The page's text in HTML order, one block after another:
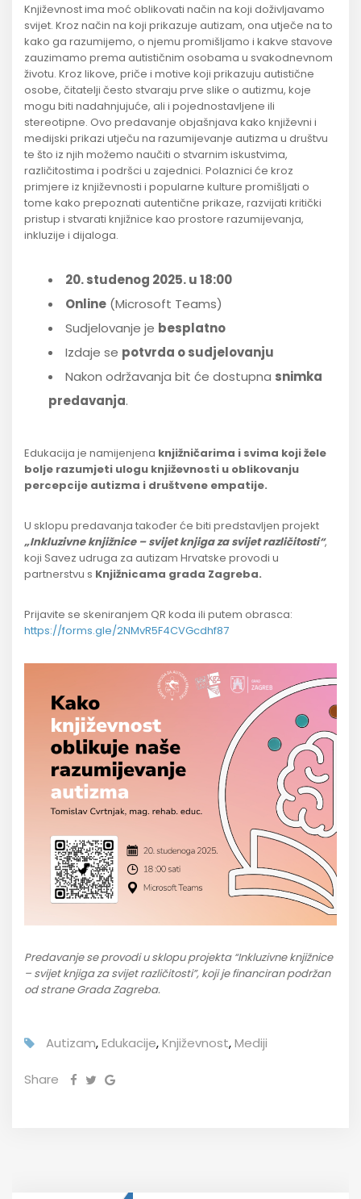
Književnost ima moć oblikovati način na koji doživljavamo
svijet. Kroz način na koji prikazuje autizam, ona utječe na to
kako ga razumijemo, o njemu promišljamo i kakve stavove
zauzimamo prema autističnim osobama u svakodnevnom
životu. Kroz likove, priče i motive koji prikazuju autistične
osobe, čitatelji često stvaraju prve slike o autizmu, koje
mogu biti nadahnjujuće, ali i pojednostavljene ili
stereotipne. Ovo predavanje objašnjava kako književni i
medijski prikazi utječu na razumijevanje autizma u društvu
te što iz njih možemo naučiti o stvarnim iskustvima,
različitostima i podršci u zajednici. Polaznici će kroz
primjere iz književnosti i popularne kulture promišljati o
tome kako prepoznati autentične prikaze, razvijati kritički
pristup i stvarati knjižnice kao prostore razumijevanja,
inkluzije i dijaloga.
20. studenog 2025. u 18:00
Online (Microsoft Teams)
Sudjelovanje je besplatno
Izdaje se potvrda o sudjelovanju
Nakon održavanja bit će dostupna snimka
predavanja.
Edukacija je namijenjena knjižničarima i svima koji žele
bolje razumjeti ulogu književnosti u oblikovanju
percepcije autizma i društvene empatije.
U sklopu predavanja također će biti predstavljen projekt
„Inkluzivne knjižnice – svijet knjiga za svijet različitosti“,
koji Savez udruga za autizam Hrvatske provodi u
partnerstvu s Knjižnicama grada Zagreba.
Prijavite se skeniranjem QR koda ili putem obrasca:
https://forms.gle/2NMvR5F4CVGcdhf87
Predavanje se provodi u sklopu projekta “Inkluzivne knjižnice
– svijet knjiga za svijet različitosti”, koji je financiran podržan
od strane Grada Zagreba.
Autizam,Edukacije,Književnost,Mediji
Share